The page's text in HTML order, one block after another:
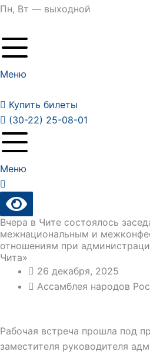
Пн, Вт — выходной
Меню
Купить билеты
(30-22) 25-08-01
Меню
Вчера в Чите состоялось
межнациональным и
отношениям при
Чита»
26 декабря, 2025
Ассамблея народов
Рабочая встреча прошла под
заместителя руководителя